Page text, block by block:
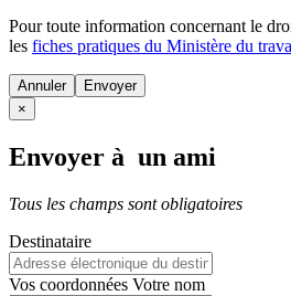
Pour toute information concernant le
les fiches pratiques du Ministère du
Annuler
×
Envoyer à un ami
Tous les champs sont obligatoires
Destinataire
Vos coordonnées Votre nom